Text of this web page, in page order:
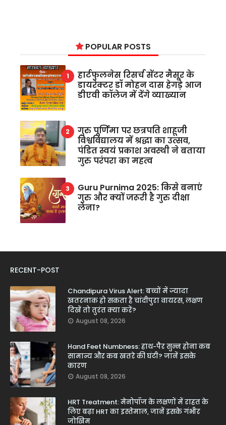
POPULAR POSTS
हार्टफुलनेस रिसर्च सेंटर मैसूर के
डायरेक्टर डॉ मोहन दास हेगड़े आज
डीएवी कॉलेज में देंगे व्याख्यान
गुरु पूर्णिमा पर छत्रपति शाहूजी
विश्वविद्यालय में श्रद्धा का उत्सव,
पंडित स्वयं प्रकाश अवस्थी ने बताया
गुरु परंपरा का महत्व
Guru Purnima 2025: किसे बनाएं
गुरु और क्यों जरूरी है गुरु दीक्षा
लेना?
RECENT-POST
Chandipura Virus Alert: बच्चों में ज्यादा
खतरनाक हो सकता है चांदीपुरा वायरस, लक्षण
दिखें तो तुरंत क्या करें?
August 08, 2026
Hand Feet Numbness: हाथ-पैर सुन्न होना कब
सामान्य और कब खतरे की घंटी? जानें इसके
कारण
August 08, 2026
HRT Treatment: मेनोपॉज के लक्षणों में राहत के
लिए बढ़ा HRT का इस्तेमाल, जानें इसके गंभीर
जोखिम